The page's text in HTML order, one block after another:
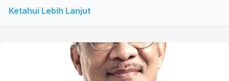
Ketahui Lebih Lanjut